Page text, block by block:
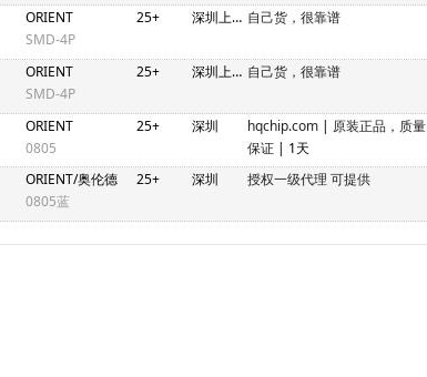
ORIENT
SMD-4P
25+ 深圳上海仓 自己货，很靠谱
ORIENT
SMD-4P
25+ 深圳上海仓 自己货，很靠谱
ORIENT
0805
25+ 深圳 hqchip.com | 原装正品，质量
保证 | 1天
ORIENT/奥伦德
0805蓝
25+ 深圳 授权一级代理 可提供